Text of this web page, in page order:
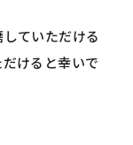
ていただける
けると幸いで